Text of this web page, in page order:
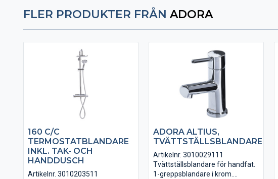
FLER PRODUKTER FRÅN ADORA
160 C/C
TERMOSTATBLANDARE
INKL. TAK- OCH
HANDDUSCH
Artikelnr. 3010203511
ADORA ALTIUS,
TVÄTTSTÄLLSBLANDARE
Artikelnr. 3010029111
Tvättställsblandare för handfat.
1-greppsblandare i krom.